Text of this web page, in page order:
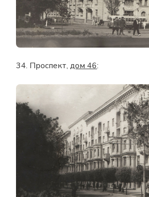
34. Проспект, дом 46: